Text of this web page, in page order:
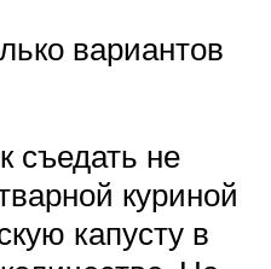
вариантов
съедать не
куриной
капусту в